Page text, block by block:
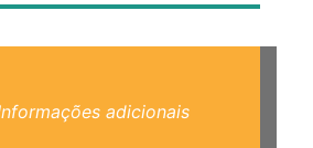
adicionais